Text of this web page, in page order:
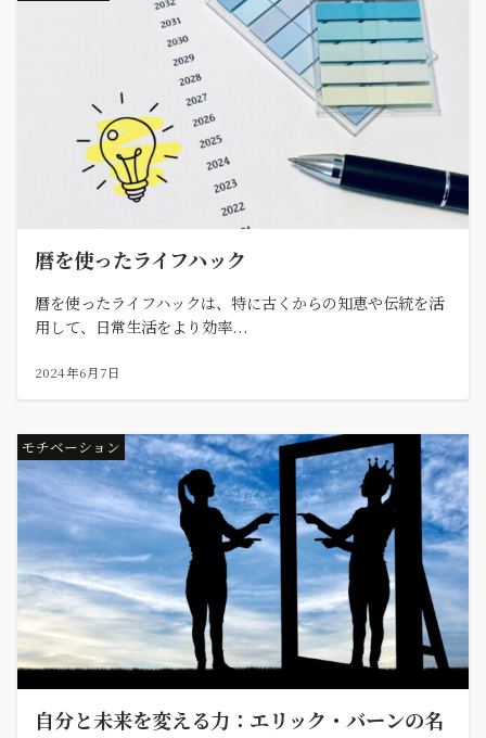
暦を使ったライフハック
暦を使ったライフハックは、特に古くからの知恵や伝統を活
用して、日常生活をより効率...
2024年6月7日
モチベーション
自分と未来を変える力：エリック・バーンの名